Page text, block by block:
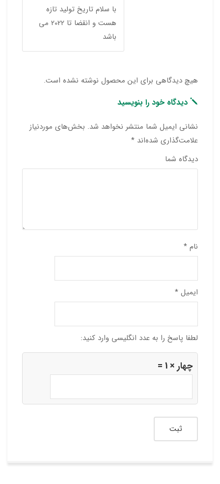
با سلام تاریخ تولید تازه
هست و انقضا تا 2022 می
باشد
هیچ دیدگاهی برای این محصول نوشته نشده است.
دیدگاه خود را بنویسید
نشانی ایمیل شما منتشر نخواهد شد. بخش‌های موردنیاز
علامت‌گذاری شده‌اند *
دیدگاه شما
نام *
ایمیل *
لطفا پاسخ را به عدد انگلیسی وارد کنید:
چهار × 1 =